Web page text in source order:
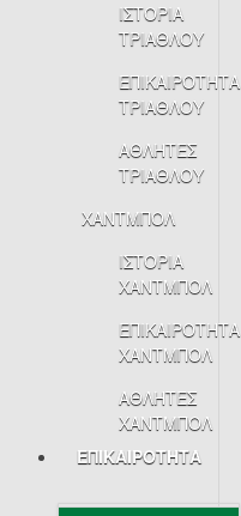
ΙΣΤΟΡΙΑ
ΤΡΙΑΘΛΟΥ
ΕΠΙΚΑΙΡΟΤΗΤΑ
ΤΡΙΑΘΛΟΥ
ΑΘΛΗΤΕΣ
ΤΡΙΑΘΛΟΥ
ΧΑΝΤΜΠΟΛ
ΙΣΤΟΡΙΑ
ΧΑΝΤΜΠΟΛ
ΕΠΙΚΑΙΡΟΤΗΤΑ
ΧΑΝΤΜΠΟΛ
ΑΘΛΗΤΕΣ
ΧΑΝΤΜΠΟΛ
ΕΠΙΚΑΙΡΟΤΗΤΑ